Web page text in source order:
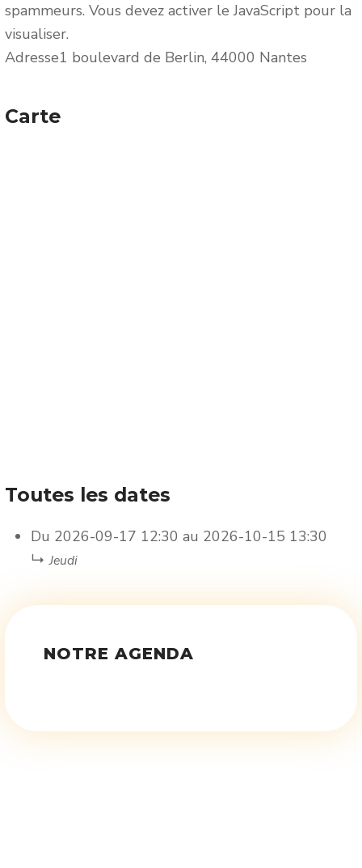
spammeurs. Vous devez activer le JavaScript pour la
visualiser.
Adresse1 boulevard de Berlin, 44000 Nantes
Carte
Toutes les dates
Du 2026-09-17 12:30 au 2026-10-15 13:30
↳Jeudi
NOTRE AGENDA